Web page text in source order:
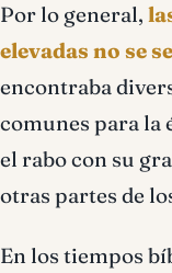
Por lo general,
elevadas no se
encontraba
comunes para la
el rabo con su
otras partes de
En los tiempos